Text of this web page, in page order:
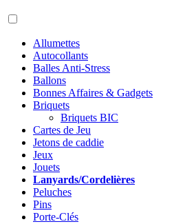
Allumettes
Autocollants
Balles Anti-Stress
Ballons
Bonnes Affaires & Gadgets
Briquets
Briquets BIC
Cartes de Jeu
Jetons de caddie
Jeux
Jouets
Lanyards/Cordelières
Peluches
Pins
Porte-Clés